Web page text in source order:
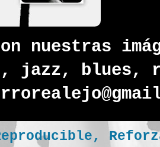
nuestras
jazz, blues,